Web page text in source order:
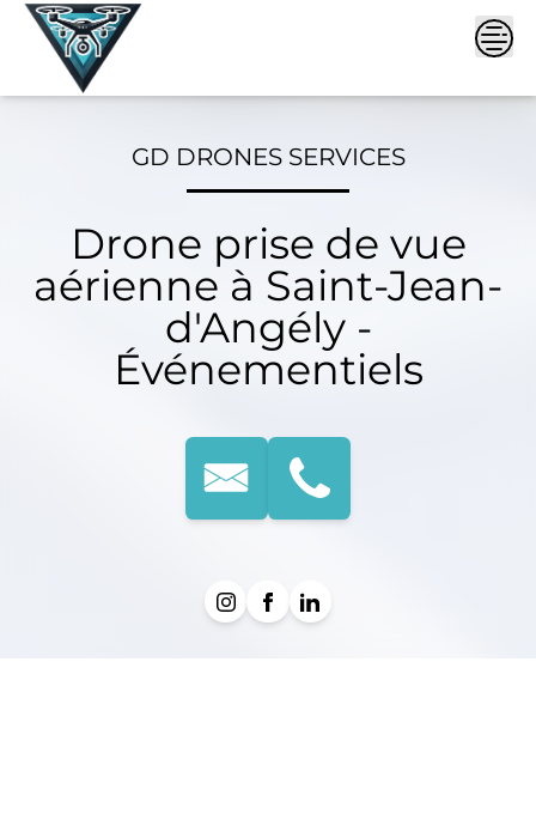
Skip
GD DRONES SERVICES
Drone prise de vue
aérienne à Saint-Jean-
d'Angély -
Événementiels